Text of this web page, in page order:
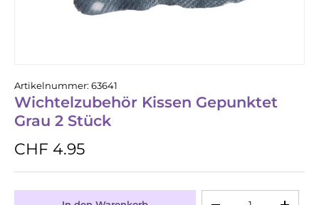
Artikelnummer: 63641
Wichtelzubehör Kissen Gepunktet
Grau 2 Stück
CHF 4.95